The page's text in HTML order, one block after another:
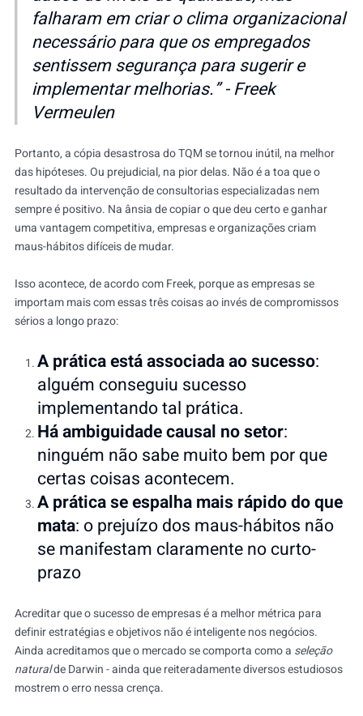
falharam em criar o clima organizacional
necessário para que os empregados
sentissem segurança para sugerir e
implementar melhorias.” - Freek
Vermeulen
Portanto, a cópia desastrosa do TQM se tornou inútil, na melhor
das hipóteses. Ou prejudicial, na pior delas. Não é a toa que o
resultado da intervenção de consultorias especializadas nem
sempre é positivo. Na ânsia de copiar o que deu certo e ganhar
uma vantagem competitiva, empresas e organizações criam
maus-hábitos difíceis de mudar.
Isso acontece, de acordo com Freek, porque as empresas se
importam mais com essas três coisas ao invés de compromissos
sérios a longo prazo:
A prática está associada ao sucesso:
alguém conseguiu sucesso
implementando tal prática.
Há ambiguidade causal no setor:
ninguém não sabe muito bem por que
certas coisas acontecem.
A prática se espalha mais rápido do que
mata: o prejuízo dos maus-hábitos não
se manifestam claramente no curto-
prazo
Acreditar que o sucesso de empresas é a melhor métrica para
definir estratégias e objetivos não é inteligente nos negócios.
Ainda acreditamos que o mercado se comporta como a seleção
naturalde Darwin - ainda que reiteradamente diversos estudiosos
mostrem o erro nessa crença.